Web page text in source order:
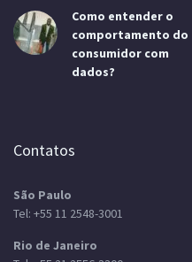
Como entender o
comportamento do
consumidor com
dados?
Contatos
São Paulo
Tel: +55 11 2548-3001
Rio de Janeiro